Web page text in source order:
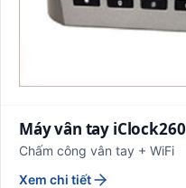
Máy vân tay iClock260
Chấm công vân tay + WiFi
Xem chi tiết